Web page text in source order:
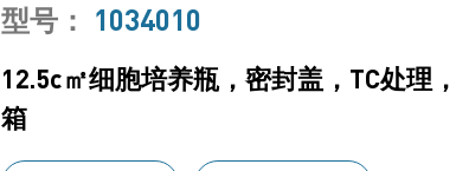
型号： 1034010
12.5c㎡细胞培养瓶，密封盖，TC处
箱